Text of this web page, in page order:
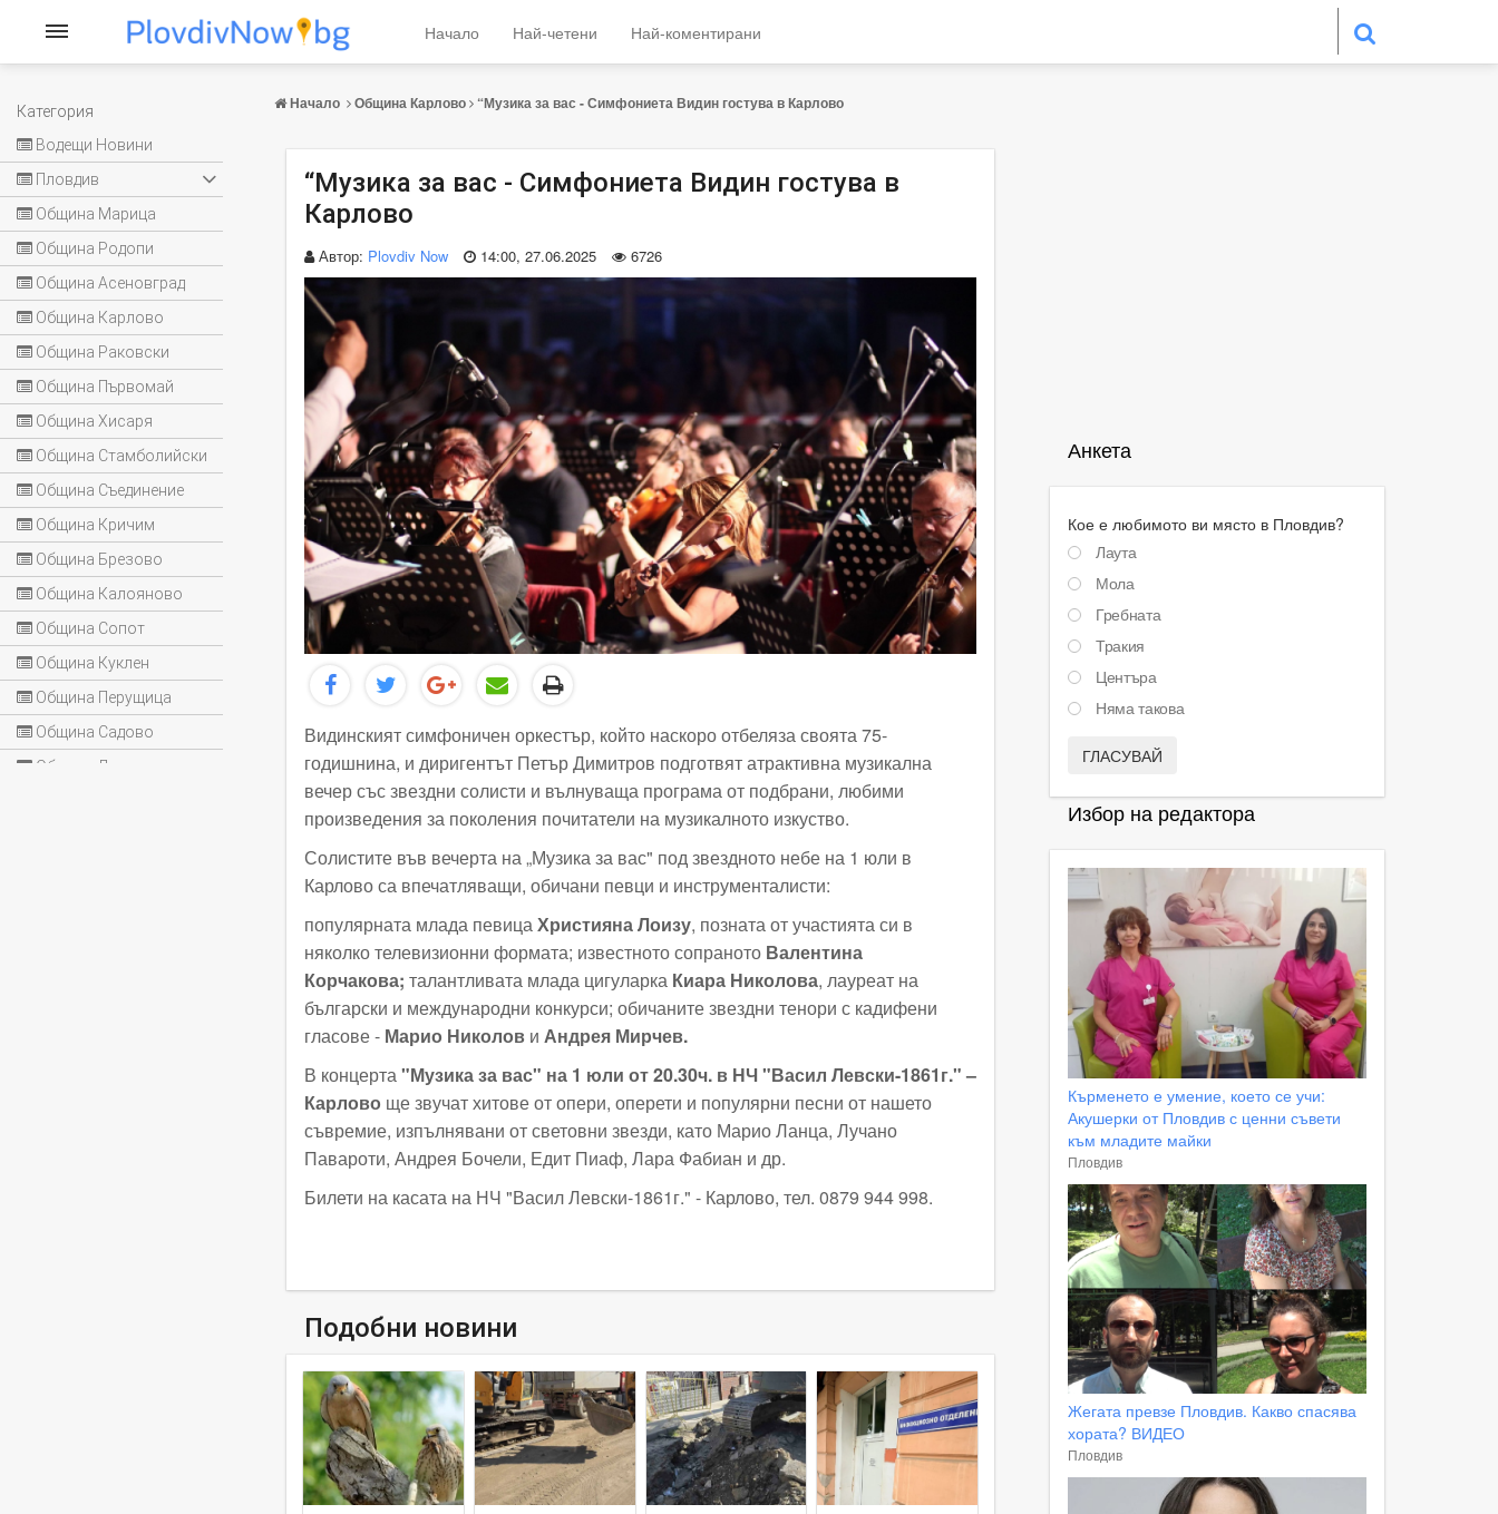
Категория
Водещи Новини
Пловдив
Община Марица
Община Родопи
Община Асеновград
Община Карлово
Община Раковски
Община Първомай
Община Хисаря
Община Стамболийски
Община Съединение
Община Кричим
Община Брезово
Община Калояново
Община Сопот
Община Куклен
Община Перущица
Община Садово
Община Лъки
Начало Най-четени Най-коментирани
Начало Община Карлово “Музика за вас - Симфониета Видин гостува в Карлово
“Музика за вас - Симфониета Видин гостува в
Карлово
Автор: Plovdiv Now 14:00, 27.06.2025 6726
Видинският симфоничен оркестър, който наскоро отбеляза своята 75-
годишнина, и диригентът Петър Димитров подготвят атрактивна музикална
вечер със звездни солисти и вълнуваща програма от подбрани, любими
произведения за поколения почитатели на музикалното изкуство.
Солистите във вечерта на „Музика за вас" под звездното небе на 1 юли в
Карлово са впечатляващи, обичани певци и инструменталисти:
популярната млада певицаХристияна Лоизу, позната от участията си в
няколко телевизионни формата; известното сопраното Валентина
Корчакова; талантливата млада цигуларка Киара Николова, лауреат на
български и международни конкурси; обичаните звездни тенори с кадифени
гласове - Марио Николов и Андрея Мирчев.
В концерта"Музика за вас" на 1 юли от 20.30ч. в НЧ "Васил Левски-1861г." –
Карлово ще звучат хитове от опери, оперети и популярни песни от нашето
съвремие, изпълнявани от световни звезди, като Марио Ланца, Лучано
Павароти, Андрея Бочели, Едит Пиаф, Лара Фабиан и др.
Билети на касата на НЧ "Васил Левски-1861г." - Карлово, тел. 0879 944 998.
Подобни новини
Анкета
Кое е любимото ви място в Пловдив?
Лаута
Мола
Гребната
Тракия
Центъра
Няма такова
ГЛАСУВАЙ
Избор на редактора
Кърменето е умение, което се учи:
Акушерки от Пловдив с ценни съвети
към младите майки
Пловдив
Жегата превзе Пловдив. Какво спасява
хората? ВИДЕО
Пловдив